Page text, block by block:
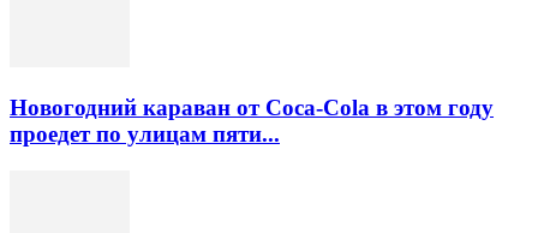
Новогодний караван от Coca-Cola в этом году
проедет по улицам пяти...